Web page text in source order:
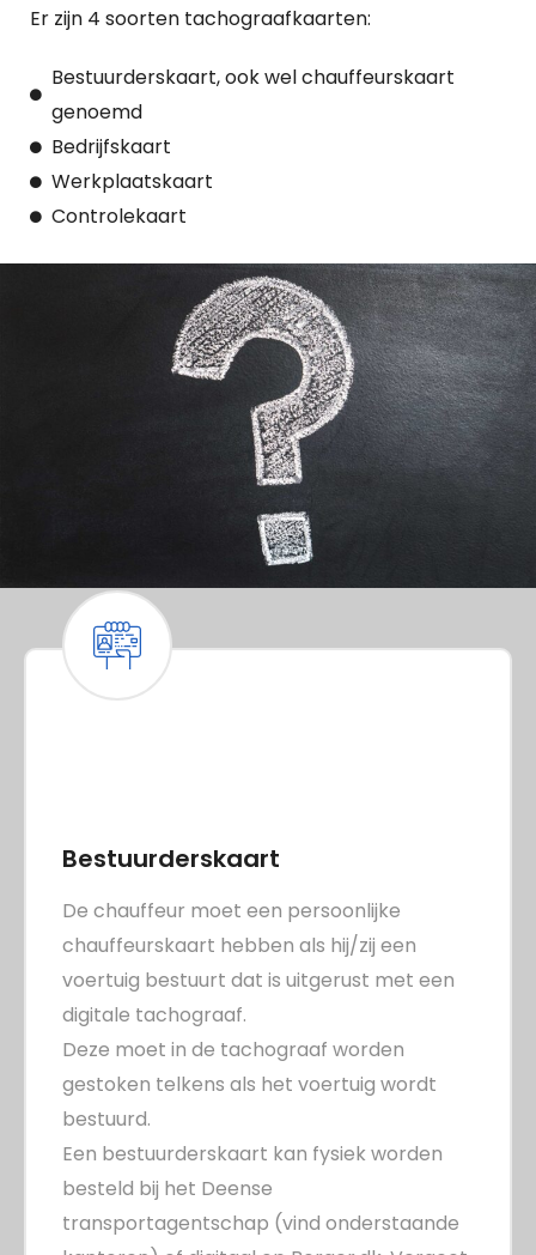
Er zijn 4 soorten tachograafkaarten:
Bestuurderskaart, ook wel chauffeurskaart
genoemd
Bedrijfskaart
Werkplaatskaart
Controlekaart
Bestuurderskaart
De chauffeur moet een persoonlijke
chauffeurskaart hebben als hij/zij een
voertuig bestuurt dat is uitgerust met een
digitale tachograaf.
Deze moet in de tachograaf worden
gestoken telkens als het voertuig wordt
bestuurd.
Een bestuurderskaart kan fysiek worden
besteld bij het Deense
transportagentschap (vind onderstaande